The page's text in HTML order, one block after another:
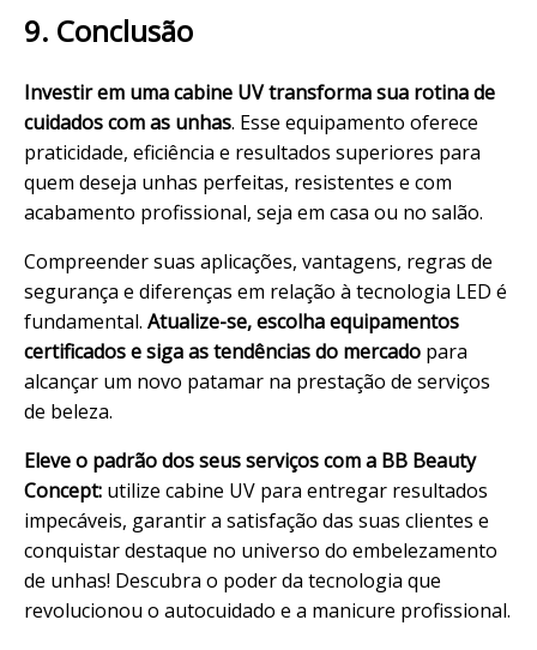
9. Conclusão
Investir em uma cabine UV transforma sua rotina de
cuidados com as unhas. Esse equipamento oferece
praticidade, eficiência e resultados superiores para
quem deseja unhas perfeitas, resistentes e com
acabamento profissional, seja em casa ou no salão.
Compreender suas aplicações, vantagens, regras de
segurança e diferenças em relação à tecnologia LED é
fundamental. Atualize-se, escolha equipamentos
certificados e siga astendênciasdo mercado para
alcançar um novo patamar na prestação de serviços
de beleza.
Eleve o padrão dos seus serviços com a BB Beauty
Concept: utilize cabine UV para entregar resultados
impecáveis, garantir a satisfação das suas clientes e
conquistar destaque no universo do embelezamento
de unhas! Descubra o poder da tecnologia que
revolucionou o autocuidado e a manicure profissional.